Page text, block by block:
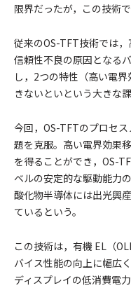
限界だったが，この技術
従来のOS-TFT技術では
信頼性不良の原因となる
し，2つの特性（高い電
きないといという大きな
今回，OS-TFTのプロセ
題を克服。高い電界効果
を得ることができ，OS-
ベルの安定的な駆動能力
酸化物半導体には出光興
ているという。
この技術は，有機 EL（
バイス性能の向上に幅広
ディスプレイの低消費電